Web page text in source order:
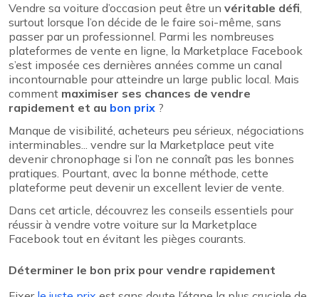
Vendre sa voiture d’occasion peut être un véritable défi,
surtout lorsque l’on décide de le faire soi-même, sans
passer par un professionnel. Parmi les nombreuses
plateformes de vente en ligne, la Marketplace Facebook
s’est imposée ces dernières années comme un canal
incontournable pour atteindre un large public local. Mais
comment maximiser ses chances de vendre
rapidement et au bon prix ?
Manque de visibilité, acheteurs peu sérieux, négociations
interminables... vendre sur la Marketplace peut vite
devenir chronophage si l’on ne connaît pas les bonnes
pratiques. Pourtant, avec la bonne méthode, cette
plateforme peut devenir un excellent levier de vente.
Dans cet article, découvrez les conseils essentiels pour
réussir à vendre votre voiture sur la Marketplace
Facebook tout en évitant les pièges courants.
Déterminer le bon prix pour vendre rapidement